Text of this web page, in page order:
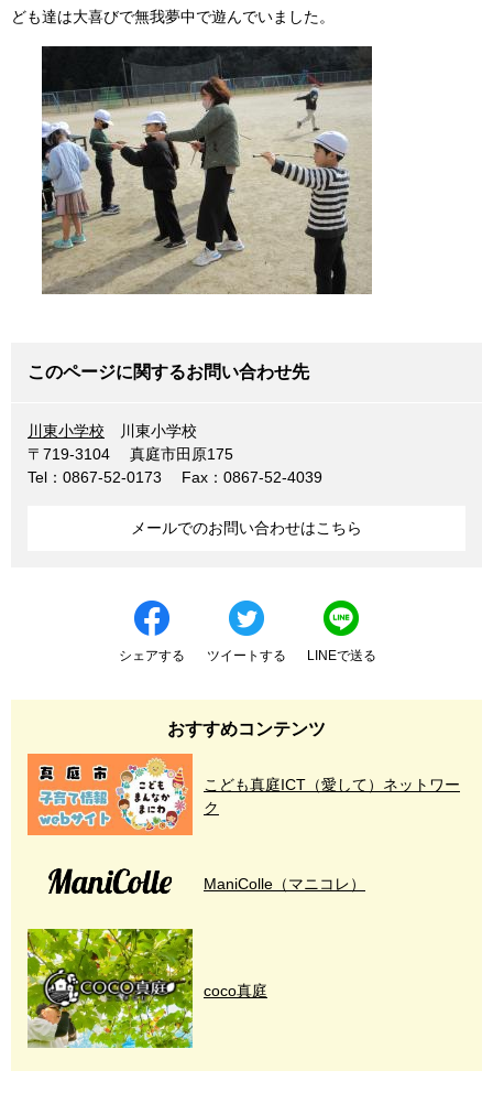
ども達は大喜びで無我夢中で遊んでいました。
このページに関するお問い合わせ先
川東小学校
川東小学校
〒719-3104
真庭市田原175
Tel：0867-52-0173
Fax：0867-52-4039
メールでのお問い合わせはこちら
シェアする ツイートする LINEで送る
おすすめコンテンツ
こども真庭ICT（愛して）ネットワー
ク
ManiColle（マニコレ）
coco真庭